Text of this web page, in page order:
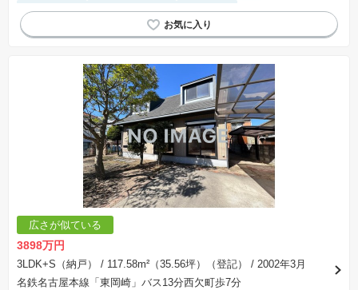
温水洗浄便座
システムキッチン
窓付き浴室
モニター付きインターホン
対面キッチン
広さが似ている
3898万円
3LDK+S（納戸） / 117.58m²（35.56坪）（登記）
/ 2002年3月
名鉄名古屋本線「東岡崎」バス13分西欠町歩7分